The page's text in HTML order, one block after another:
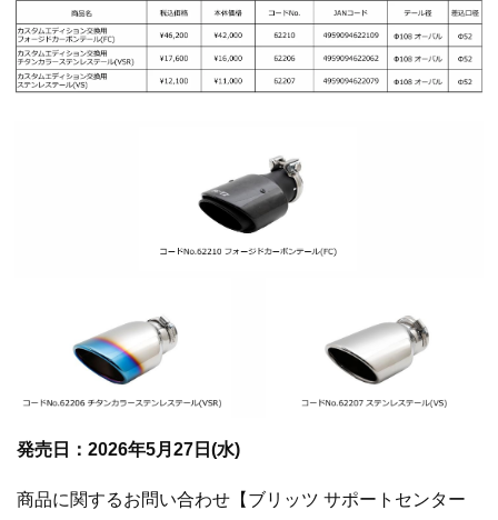
発売日：2026年5月27日(水)
商品に関するお問い合わせ【ブリッツ サポートセンター